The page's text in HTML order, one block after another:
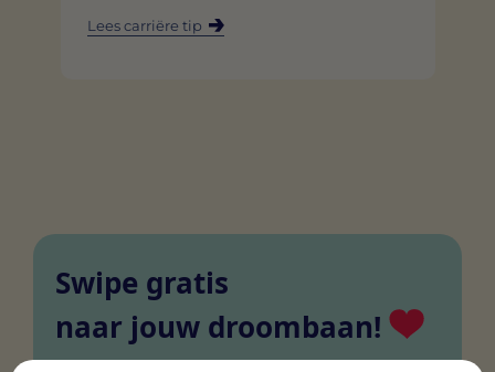
Lees carriëre tip
Swipe gratis
naar jouw droombaan!